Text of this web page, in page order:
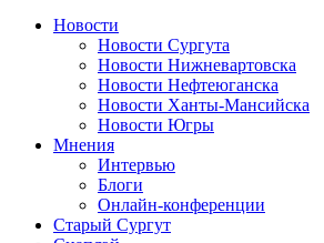
Новости
Новости Сургута
Новости Нижневартовска
Новости Нефтеюганска
Новости Ханты-Мансийска
Новости Югры
Мнения
Интервью
Блоги
Онлайн-конференции
Старый Сургут